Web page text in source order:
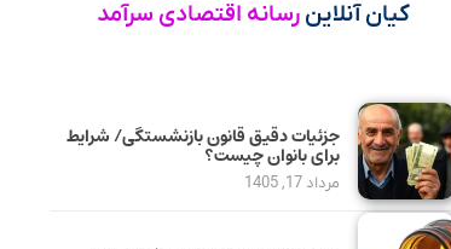
کیان آنلاین رسانه اقتصادی سرآمد
جزئیات دقیق قانون بازنشستگی/ شرایط
برای بانوان چیست؟
مرداد 17, 1405